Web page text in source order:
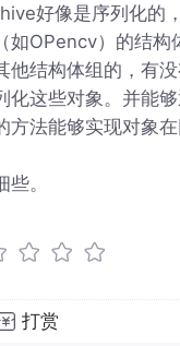
好像是序列化的
如OPencv）的结构
他结构体组的，有
化这些对象。并能
方法能够实现对象
。
打赏